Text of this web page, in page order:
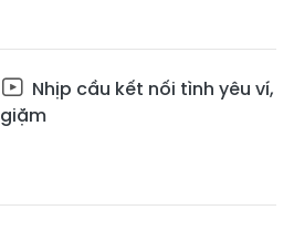
Nhịp cầu kết nối tình yêu ví,
giặm